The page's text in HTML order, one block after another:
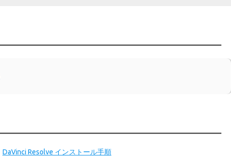
DaVinci Resolve インストール手順